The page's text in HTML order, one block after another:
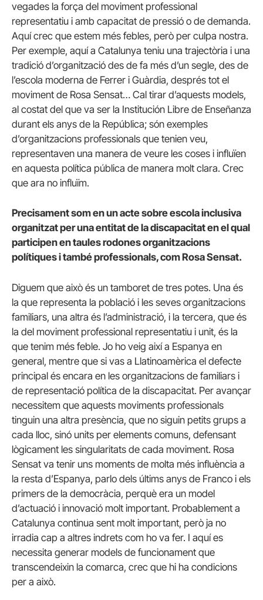
vegades la força del moviment professional
representatiu i amb capacitat de pressió o de demanda.
Aquí crec que estem més febles, però per culpa nostra.
Per exemple, aquí a Catalunya teniu una trajectòria i una
tradició d’organització des de fa més d’un segle, des de
l’escola moderna de Ferrer i Guàrdia, després tot el
moviment de Rosa Sensat… Cal tirar d’aquests models,
al costat del que va ser la Institución Libre de Enseñanza
durant els anys de la República; són exemples
d’organitzacions professionals que tenien veu,
representaven una manera de veure les coses i influïen
en aquesta política pública de manera molt clara. Crec
que ara no influïm.
Precisament som en un acte sobre escola inclusiva
organitzat per una entitat de la discapacitat en el qual
participen en taules rodones organitzacions
polítiques i també professionals, com Rosa Sensat.
Diguem que això és un tamboret de tres potes. Una és
la que representa la població i les seves organitzacions
familiars, una altra és l’administració, i la tercera, que és
la del moviment professional representatiu i unit, és la
que tenim més feble. Jo ho veig així a Espanya en
general, mentre que si vas a Llatinoamèrica el defecte
principal és encara en les organitzacions de familiars i
de representació política de la discapacitat. Per avançar
necessitem que aquests moviments professionals
tinguin una altra presència, que no siguin petits grups a
cada lloc, sinó units per elements comuns, defensant
lògicament les singularitats de cada moviment. Rosa
Sensat va tenir uns moments de molta més influència a
la resta d’Espanya, parlo dels últims anys de Franco i els
primers de la democràcia, perquè era un model
d’actuació i innovació molt important. Probablement a
Catalunya continua sent molt important, però ja no
irradia cap a altres indrets com ho va fer. I aquí es
necessita generar models de funcionament que
transcendeixin la comarca, crec que hi ha condicions
per a això.